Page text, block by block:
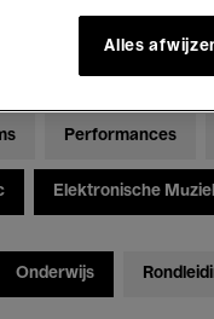
Performances
Elektronische
Onderwijs
Alles